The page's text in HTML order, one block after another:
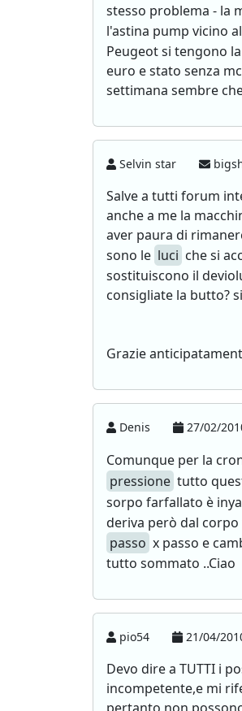
stesso problema - la
l'astina pump vicino al
Peugeot si tengono
euro e stato senza
settimana sembre
Selvin star
Salve a tutti forum
anche a me la
aver paura di
sono le luci che si
sostituiscono il
consigliate la butto?
Grazie
Denis 27/02/
Comunque per la
pressione tutto
sorpo farfallato è
deriva però dal
passo x passo e
tutto sommato ..Ciao
pio54 21/04/
Devo dire a TUTTI i
incompetente,e mi